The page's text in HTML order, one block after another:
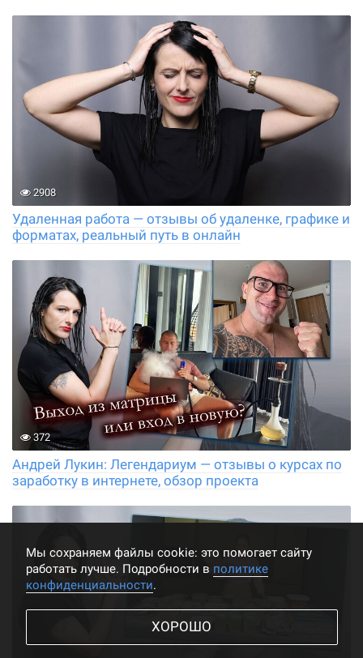
2908
Удаленная работа — отзывы об удаленке, графике и
форматах, реальный путь в онлайн
372
Андрей Лукин: Легендариум — отзывы о курсах по
заработку в интернете, обзор проекта
Мы cохраняем файлы cookie: это помогает сайту
работать лучше. Подробности в политике
конфиденциальности.
ХОРОШО